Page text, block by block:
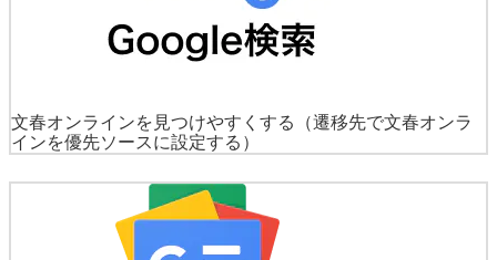
文春オンラインを見つけやすくする
（遷移先で文春オンラ
インを優先ソースに設定する）